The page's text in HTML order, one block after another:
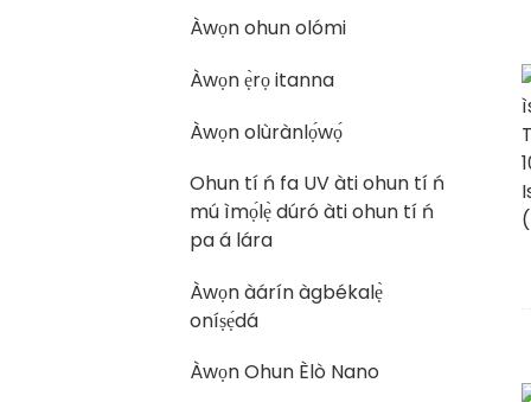
Àwọn ohun olómi
Àwọn ẹ̀rọ itanna
Àwọn olùrànlọ́wọ́
Ohun tí ń fa UV àti ohun tí ń
mú ìmọ́lẹ̀ dúró àti ohun tí ń
pa á lára
Àwọn àárín àgbékalẹ̀
oníṣẹ́dá
Àwọn Ohun Èlò Nano